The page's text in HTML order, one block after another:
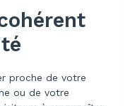
proche de votre
ou de votre